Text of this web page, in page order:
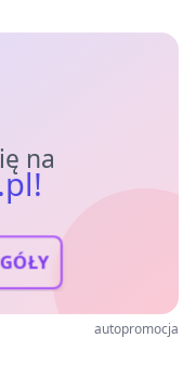
na
autopromocja